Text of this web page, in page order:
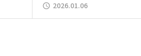
2026.01.06